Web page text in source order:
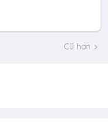
Cũ hơn